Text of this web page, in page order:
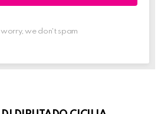
worry, we don't spam